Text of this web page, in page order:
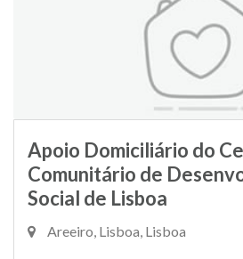
Apoio Domiciliário do
Comunitário de
Social de Lisboa
Areeiro, Lisboa, Lisboa